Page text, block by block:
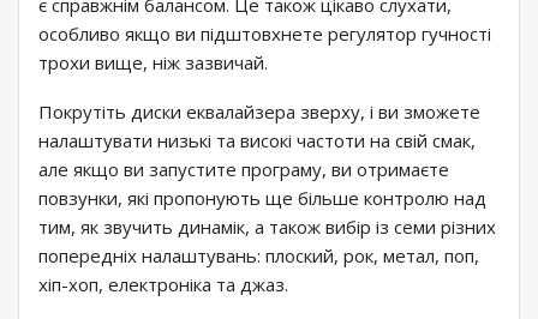
особливо якщо ви підштовхнете регулятор гучності
трохи вище, ніж зазвичай.
Покрутіть диски еквалайзера зверху, і ви зможете
налаштувати низькі та високі частоти на свій смак,
але якщо ви запустите програму, ви отримаєте
повзунки, які пропонують ще більше контролю над
тим, як звучить динамік, а також вибір із семи різних
попередніх налаштувань: плоский, рок, метал, поп,
хіп-хоп, електроніка та джаз.